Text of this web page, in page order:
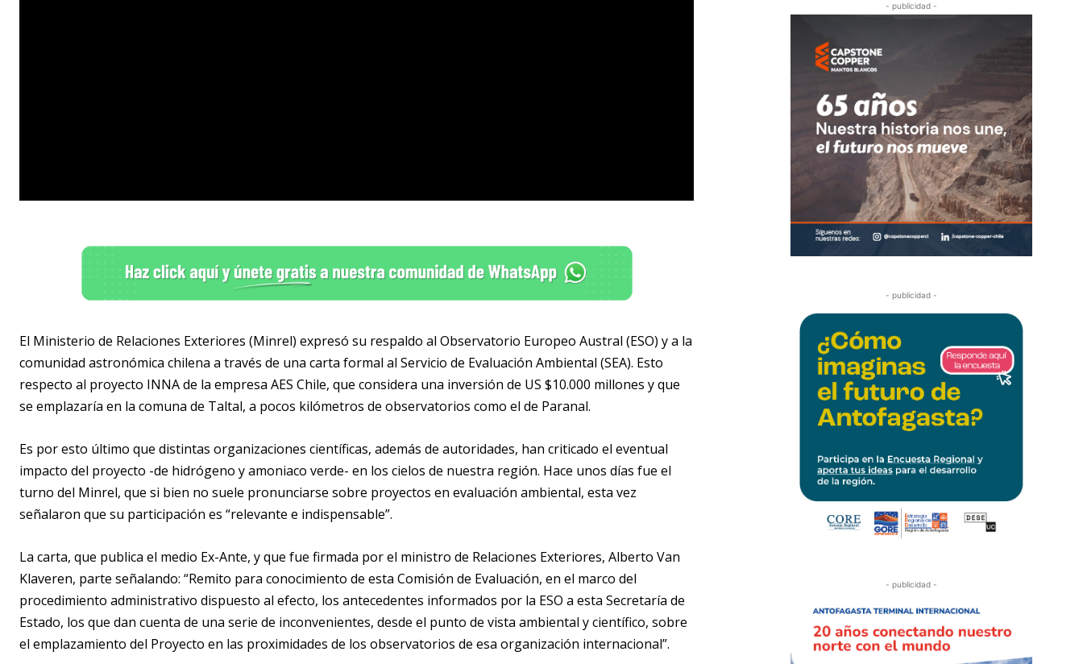
El Ministerio de Relaciones Exteriores (Minrel) expresó su respaldo al Observatorio Europeo Austral (ESO) y a la
comunidad astronómica chilena a través de una carta formal al Servicio de Evaluación Ambiental (SEA). Esto
respecto al proyecto INNA de la empresa AES Chile, que considera una inversión de US $10.000 millones y que
se emplazaría en la comuna de Taltal, a pocos kilómetros de observatorios como el de Paranal.
Es por esto último que distintas organizaciones científicas, además de autoridades, han criticado el eventual
impacto del proyecto -de hidrógeno y amoniaco verde- en los cielos de nuestra región. Hace unos días fue el
turno del Minrel, que si bien no suele pronunciarse sobre proyectos en evaluación ambiental, esta vez
señalaron que su participación es “relevante e indispensable”.
La carta, que publica el medio Ex-Ante, y que fue firmada por el ministro de Relaciones Exteriores, Alberto Van
Klaveren, parte señalando: “Remito para conocimiento de esta Comisión de Evaluación, en el marco del
procedimiento administrativo dispuesto al efecto, los antecedentes informados por la ESO a esta Secretaría de
Estado, los que dan cuenta de una serie de inconvenientes, desde el punto de vista ambiental y científico, sobre
el emplazamiento del Proyecto en las proximidades de los observatorios de esa organización internacional”.
- publicidad -
- publicidad -
- publicidad -